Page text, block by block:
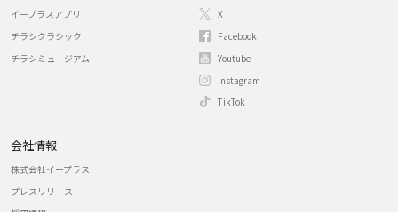
イープラスアプリ
チラシクラシック
チラシミュージアム
X
Facebook
Youtube
Instagram
TikTok
会社情報
株式会社イープラス
プレスリリース